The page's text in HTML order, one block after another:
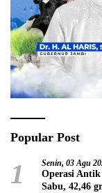
Popular Post
1 Senin, 03 Agu
Operasi
Sabu, 42,46